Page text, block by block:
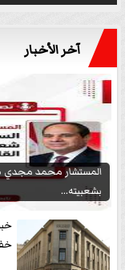
آخر الأخبار
المستشار محمد مجدي
بشعبيته...